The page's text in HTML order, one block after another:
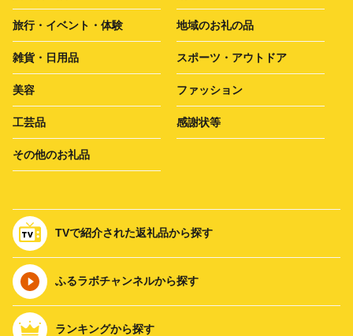
旅行・イベント・体験 地域のお礼の品
雑貨・日用品 スポーツ・アウトドア
美容 ファッション
工芸品 感謝状等
その他のお礼品
TVで紹介された返礼品から探す
ふるラボチャンネルから探す
ランキングから探す